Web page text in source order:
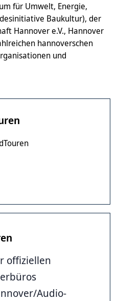
für Umwelt, Energie,
Baukultur), der
Hannover e.V., Hannover
hannoverschen
und
offiziellen
Audio-